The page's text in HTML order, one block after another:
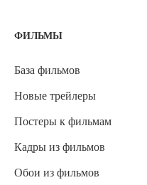
ФИЛЬМЫ
База фильмов
Новые трейлеры
Постеры к фильмам
Кадры из фильмов
Обои из фильмов